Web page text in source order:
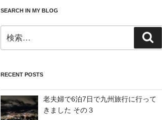
SEARCH IN MY BLOG
索:
索
RECENT POSTS
老夫婦で6泊7日で九州旅行に行って
きました その３